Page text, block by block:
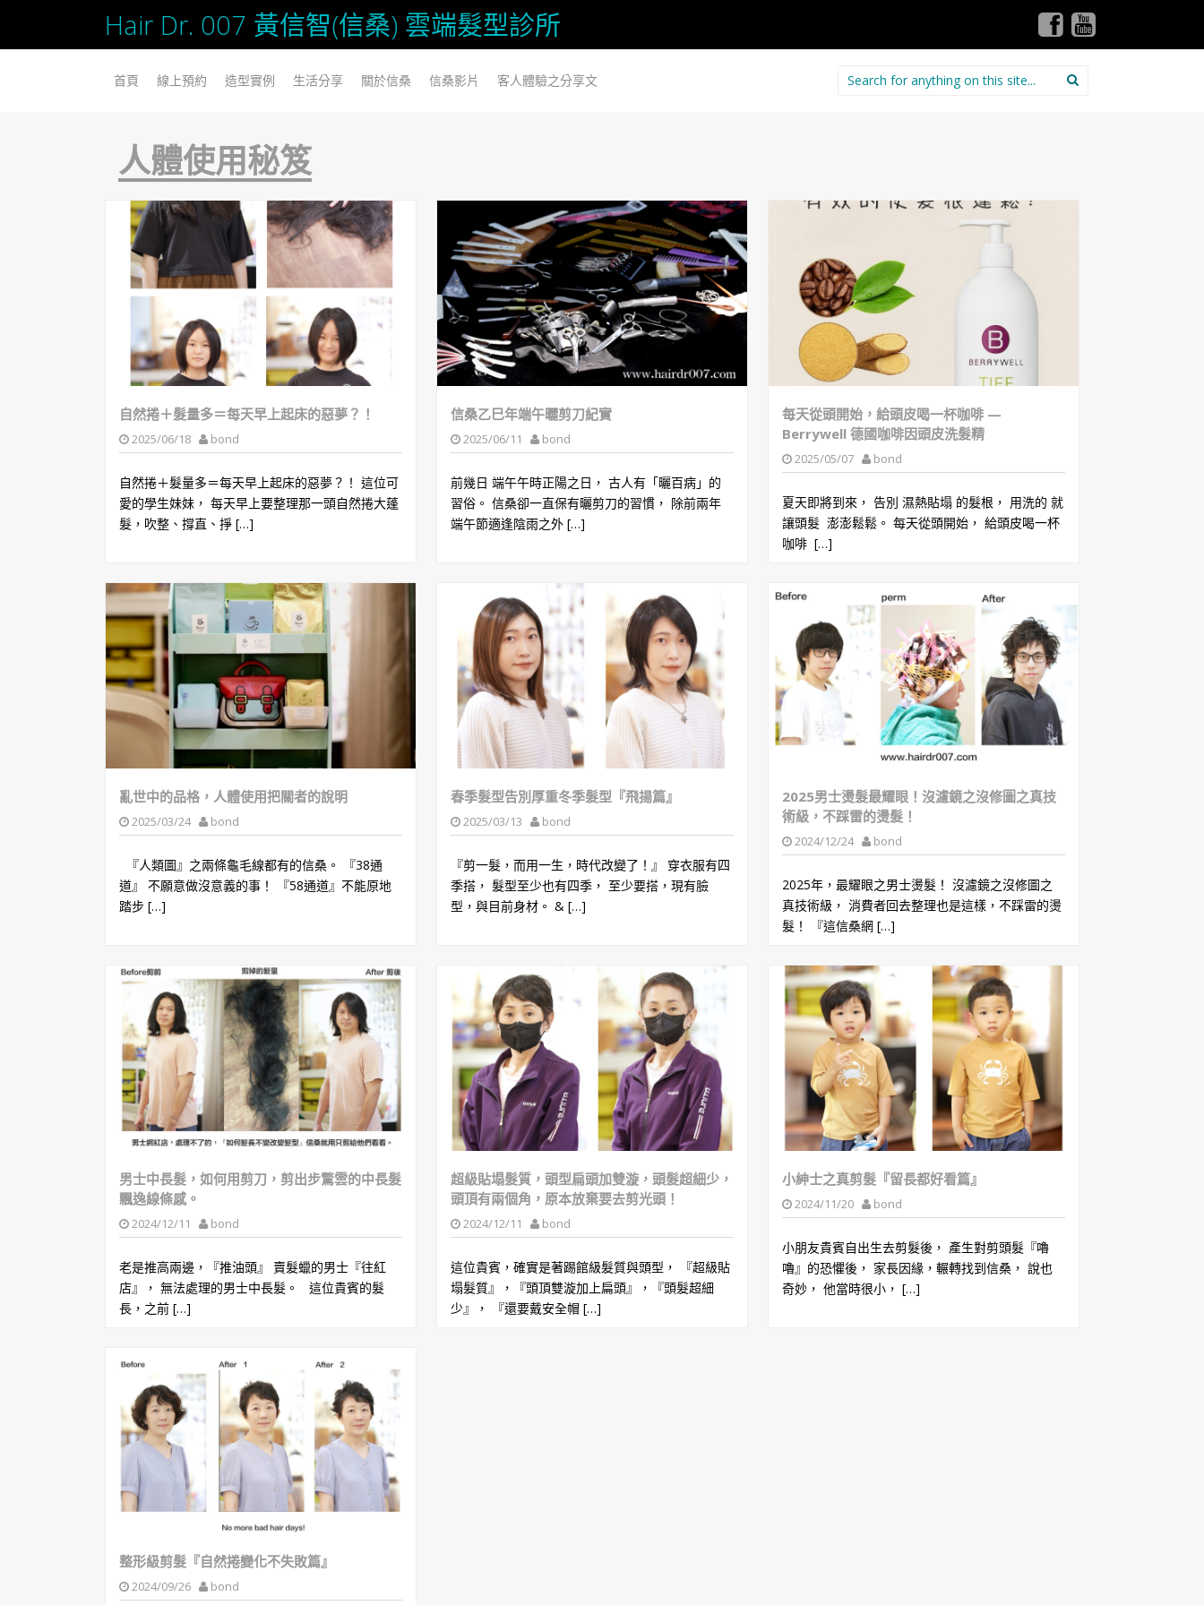
Hair Dr. 007 黃信智(信桑) 雲端髮型診所
SKIP TO CONTENT
首頁 線上預約 造型實例 生活分享 關於信桑 信桑影片 客人體驗之分享文 Search for:
人體使用秘笈
自然捲＋髮量多＝每天早上起床的惡夢？！
2025/06/18 bond
自然捲＋髮量多＝每天早上起床的惡夢？！ 這位可
愛的學生妹妹， 每天早上要整理那一頭自然捲大蓬
髮，吹整、撐直、掙 […]
信桑乙巳年端午曬剪刀紀實
2025/06/11 bond
前幾日 端午午時正陽之日， 古人有「曬百病」的
習俗。 信桑卻一直保有曬剪刀的習慣， 除前兩年
端午節適逢陰雨之外 […]
每天從頭開始，給頭皮喝一杯咖啡 —
Berrywell 德國咖啡因頭皮洗髮精
2025/05/07 bond
夏天即將到來， 告別 濕熱貼塌 的髮根， 用洗的 就
讓頭髮 澎澎鬆鬆。 每天從頭開始， 給頭皮喝一杯
咖啡 […]
亂世中的品格，人體使用把關者的說明
2025/03/24 bond
『人類圖』之兩條龜毛線都有的信桑。 『38通
道』 不願意做沒意義的事！ 『58通道』不能原地
踏步 […]
春季髮型告別厚重冬季髮型『飛揚篇』
2025/03/13 bond
『剪一髮，而用一生，時代改變了！』 穿衣服有四
季搭， 髮型至少也有四季， 至少要搭，現有臉
型，與目前身材。 & […]
2025男士燙髮最耀眼！沒濾鏡之沒修圖之真技
術級，不踩雷的燙髮！
2024/12/24 bond
2025年，最耀眼之男士燙髮！ 沒濾鏡之沒修圖之
真技術級， 消費者回去整理也是這樣，不踩雷的燙
髮！ 『這信桑網 […]
男士中長髮，如何用剪刀，剪出步驚雲的中長髮
飄逸線條感。
2024/12/11 bond
老是推高兩邊，『推油頭』 賣髮蠟的男士『往紅
店』， 無法處理的男士中長髮。 這位貴賓的髮
長，之前 […]
超級貼塌髮質，頭型扁頭加雙漩，頭髮超細少，
頭頂有兩個角，原本放棄要去剪光頭！
2024/12/11 bond
這位貴賓，確實是著踢館級髮質與頭型， 『超級貼
塌髮質』，『頭頂雙漩加上扁頭』，『頭髮超細
少』， 『還要戴安全帽 […]
小紳士之真剪髮『留長都好看篇』
2024/11/20 bond
小朋友貴賓自出生去剪髮後， 產生對剪頭髮『嚕
嚕』的恐懼後， 家長因緣，輾轉找到信桑， 說也
奇妙， 他當時很小， […]
整形級剪髮『自然捲變化不失敗篇』
2024/09/26 bond